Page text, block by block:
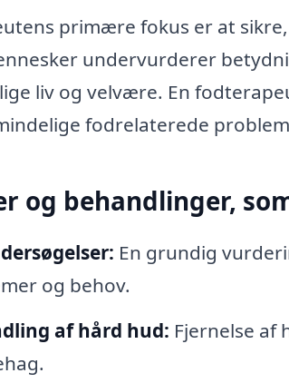
primære fokus er at
undervurderer
liv og velvære. En
fodrelaterede
og behandlinger,
En grundig
og behov.
af hård hud: Fjernelse af